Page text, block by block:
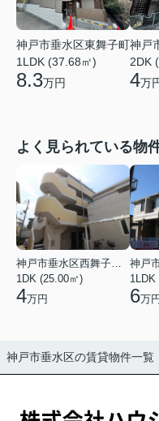
神戸市垂水区東舞子町
1LDK (37.68㎡)
8.3万円
神戸
2DK
4万
よく見られている物
神戸市垂水区西舞子２丁目
1DK (25.00㎡)
4万円
神戸
1LDK
6万円
神戸市垂水区の賃貸物件一覧